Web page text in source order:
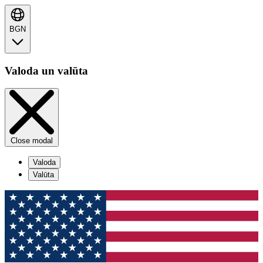
BGN
Valoda un valūta
Close modal
Valoda
Valūta